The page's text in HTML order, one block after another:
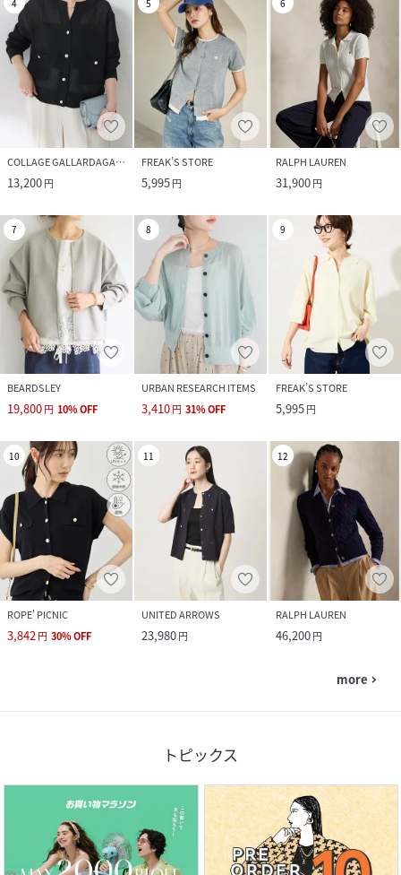
4
COLLAGE GALLARDAGALANTE
13,200円
5
FREAK’S STORE
5,995円
6
RALPH LAUREN
31,900円
7
BEARDSLEY
19,800円 10%OFF
8
URBAN RESEARCH ITEMS
3,410円 31%OFF
9
FREAK’S STORE
5,995円
10
ROPE' PICNIC
3,842円 30%OFF
11
UNITED ARROWS
23,980円
12
RALPH LAUREN
46,200円
more navigate_next
トピックス